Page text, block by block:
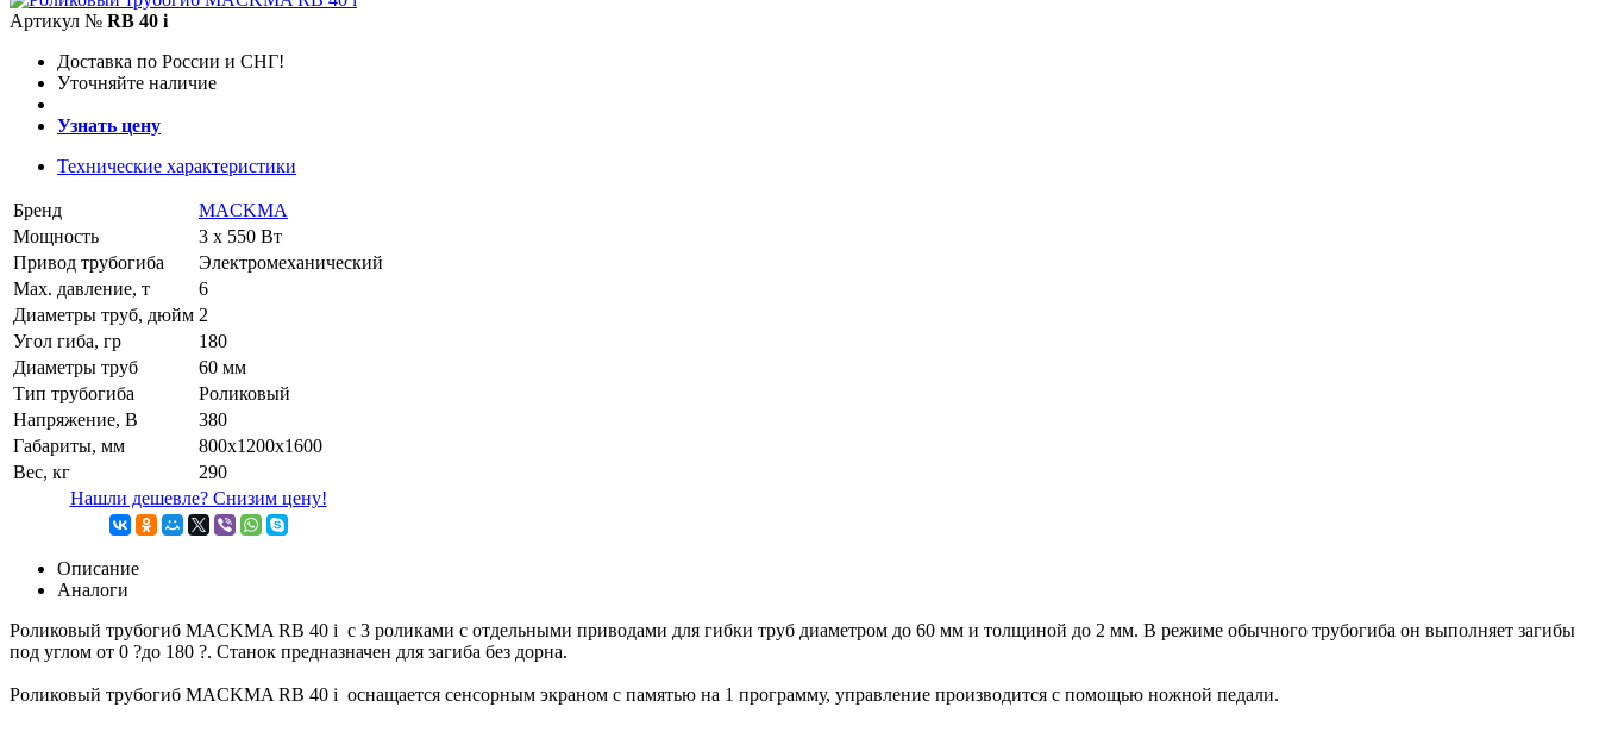
Артикул № RB 40 i
Доставка по России и СНГ!
Уточняйте наличие
Узнать цену
Технические характеристики
Бренд
MACKMA
Мощность
3 x 550 Вт
Привод трубогиба
Электромеханический
Маx. давление, т
6
Диаметры труб, дюйм 2
Угол гиба, гр
180
Диаметры труб
60 мм
Тип трубогиба
Роликовый
Напряжение, В
380
Габариты, мм
800x1200x1600
Вес, кг
290
Нашли дешевле? Снизим цену!
Описание
Аналоги
Роликовый трубогиб MACKMA RB 40 i с 3 роликами с отдельными приводами для гибки труб диаметром до 60 мм и толщиной до 2 мм. В режиме обычного трубогиба он выполняет загибы
под углом от 0 ?до 180 ?. Станок предназначен для загиба без дорна.
Роликовый трубогиб MACKMA RB 40 i оснащается сенсорным экраном с памятью на 1 программу, управление производится с помощью ножной педали.